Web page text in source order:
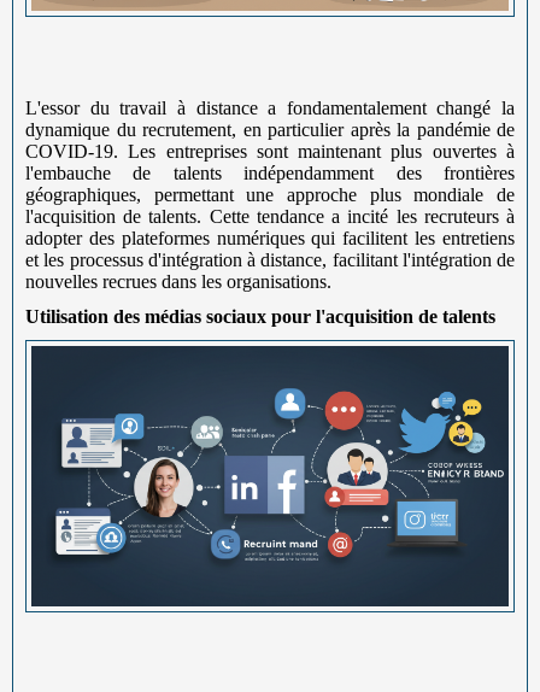
L'essor du travail à distance a fondamentalement changé la
dynamique du recrutement, en particulier après la pandémie de
COVID-19. Les entreprises sont maintenant plus ouvertes à
l'embauche de talents indépendamment des frontières
géographiques, permettant une approche plus mondiale de
l'acquisition de talents. Cette tendance a incité les recruteurs à
adopter des plateformes numériques qui facilitent les entretiens
et les processus d'intégration à distance, facilitant l'intégration de
nouvelles recrues dans les organisations.
Utilisation des médias sociaux pour l'acquisition de talents